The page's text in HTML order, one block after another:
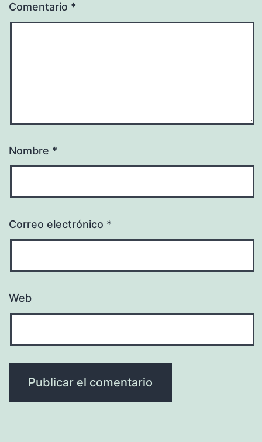
Comentario *
Nombre *
Correo electrónico *
Web